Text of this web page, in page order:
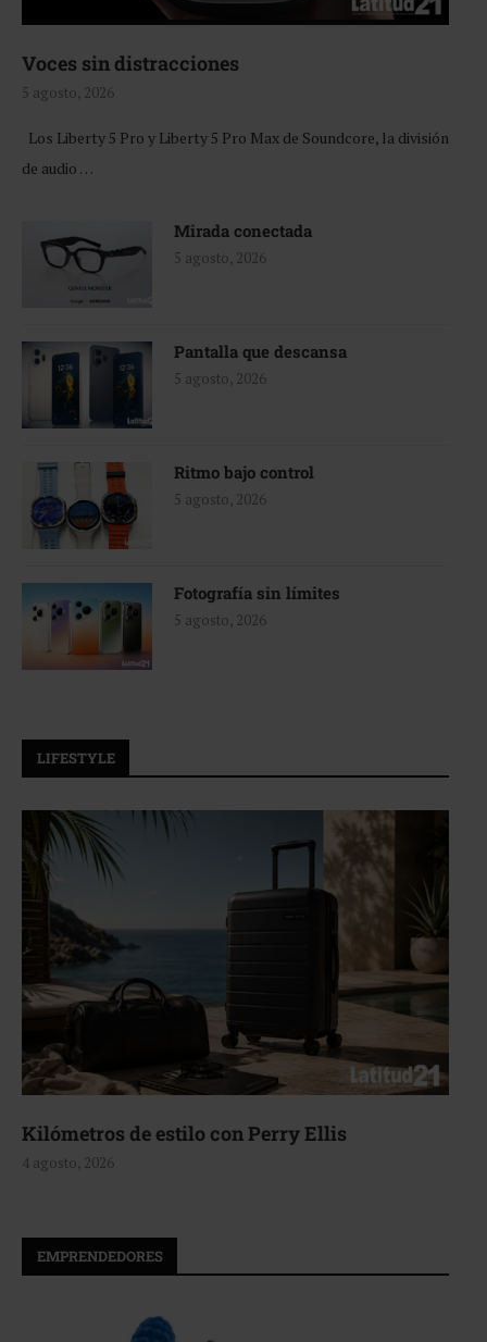
Voces sin distracciones
5 agosto, 2026
Los Liberty 5 Pro y Liberty 5 Pro Max de Soundcore, la división
de audio …
Mirada conectada
5 agosto, 2026
Pantalla que descansa
5 agosto, 2026
Ritmo bajo control
5 agosto, 2026
Fotografía sin límites
5 agosto, 2026
LIFESTYLE
Kilómetros de estilo con Perry Ellis
4 agosto, 2026
EMPRENDEDORES